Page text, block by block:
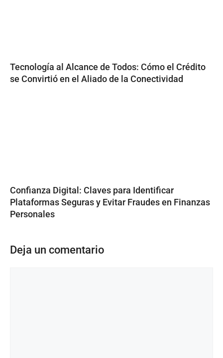
Tecnología al Alcance de Todos: Cómo el Crédito
se Convirtió en el Aliado de la Conectividad
Confianza Digital: Claves para Identificar
Plataformas Seguras y Evitar Fraudes en Finanzas
Personales
Deja un comentario